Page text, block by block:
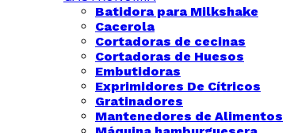
Batidora para Milkshake
Cacerola
Cortadoras de cecinas
Cortadoras de Huesos
Embutidoras
Exprimidores De Cítricos
Gratinadores
Mantenedores de Alimentos